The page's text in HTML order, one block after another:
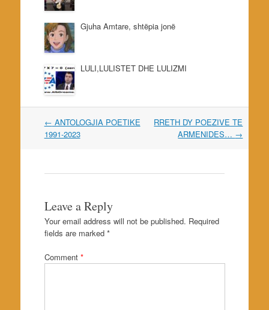
Gjuha Amtare, shtëpia jonë
LULI,LULISTET DHE LULIZMI
Post
navigation
← ANTOLOGJIA POETIKE
1991-2023
RRETH DY POEZIVE TE
ARMENIDES… →
Leave a Reply
Your email address will not be published. Required
fields are marked *
Comment *